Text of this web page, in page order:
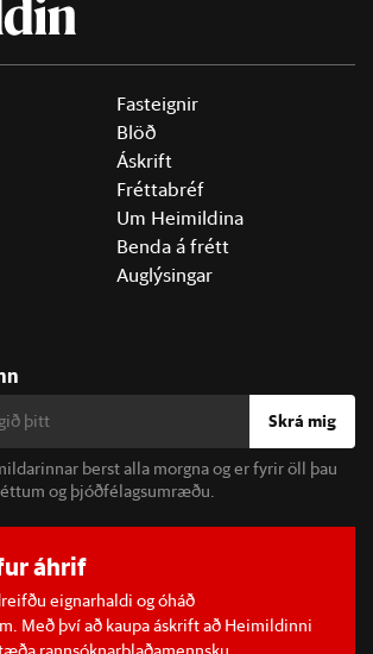
Fasteignir
Blöð
Áskrift
Fréttabréf
Um Heimildina
Benda á frétt
Auglýsingar
Skrá mig
berst alla morgna og er fyrir öll þau
og þjóðfélagsumræðu.
áhrif
eignarhaldi og óháð
Með því að kaupa áskrift að Heimildinni